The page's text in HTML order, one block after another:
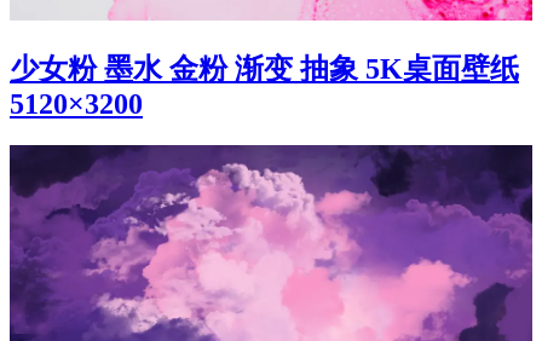
少女粉 墨水 金粉 渐变 抽象 5K桌面壁纸
5120×3200